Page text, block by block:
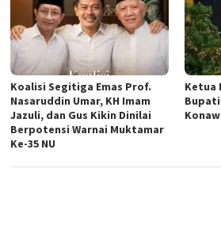
Koalisi Segitiga Emas Prof.
Nasaruddin Umar, KH Imam
Jazuli, dan Gus Kikin Dinilai
Berpotensi Warnai Muktamar
Ke-35 NU
Ketua